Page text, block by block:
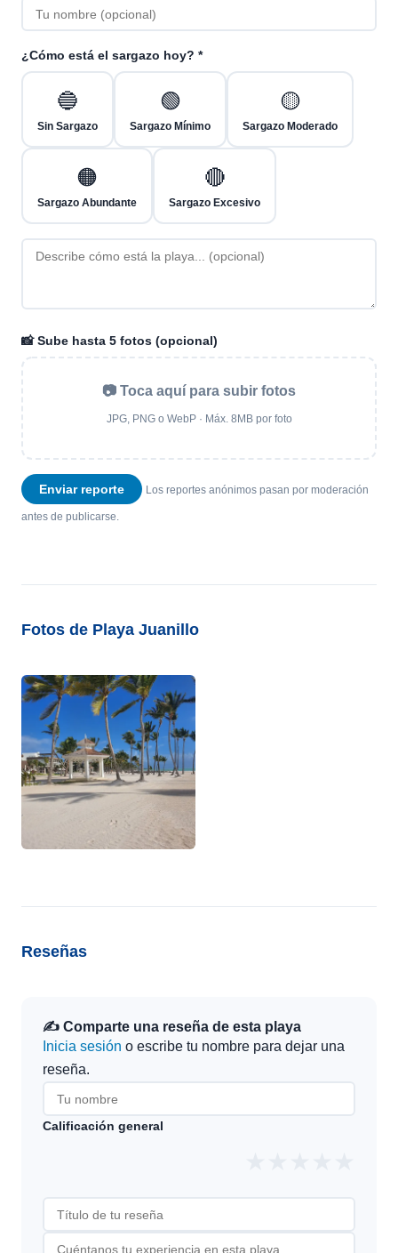
¿Cómo está el sargazo hoy? *
🔵
Sin Sargazo
🟢
Sargazo Mínimo
🟡
Sargazo Moderado
🟠
Sargazo Abundante
🔴
Sargazo Excesivo
📸 Sube hasta 5 fotos (opcional)
📷 Toca aquí para subir fotos
JPG, PNG o WebP · Máx. 8MB por foto
Enviar reporte Los reportes anónimos pasan por moderación
antes de publicarse.
Fotos de Playa Juanillo
Reseñas
✍️ Comparte una reseña de esta playa
Inicia sesión o escribe tu nombre para dejar una
reseña.
Calificación general